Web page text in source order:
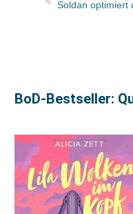
BoD-Bestseller: